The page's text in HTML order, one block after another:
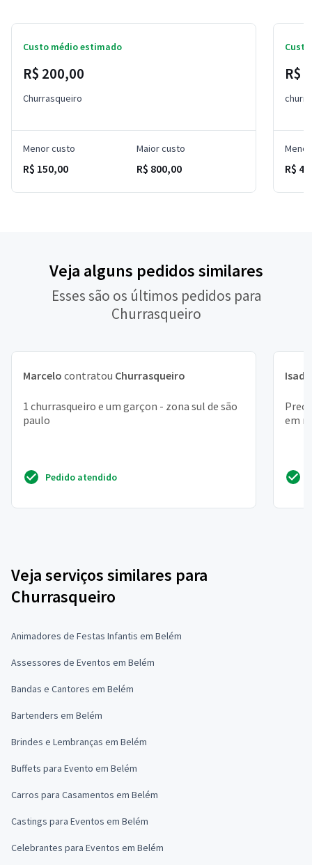
Custo médio estimado
R$ 200,00
Churrasqueiro
Menor custo
R$ 150,00
Maior custo
R$ 800,00
R$
R$
Veja alguns pedidos similares
Esses são os últimos pedidos para
Churrasqueiro
Marcelo contratou Churrasqueiro
1 churrasqueiro e um garçon - zona sul de são
paulo
Pedido atendido
em
Veja serviços similares para
Churrasqueiro
Animadores de Festas Infantis em Belém
Assessores de Eventos em Belém
Bandas e Cantores em Belém
Bartenders em Belém
Brindes e Lembranças em Belém
Buffets para Evento em Belém
Carros para Casamentos em Belém
Castings para Eventos em Belém
Celebrantes para Eventos em Belém